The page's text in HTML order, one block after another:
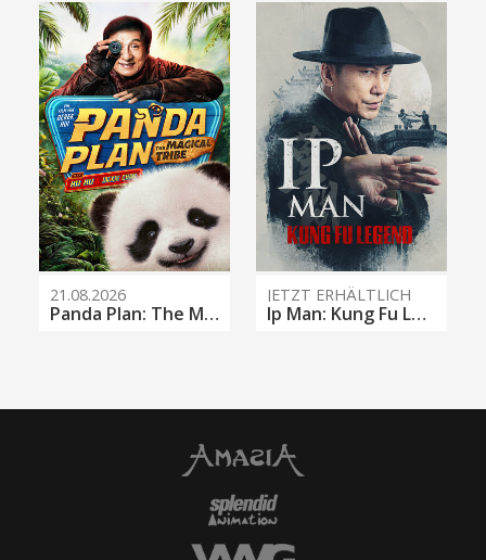
21.08.2026
Panda Plan: The Magical Tribe
JETZT ERHÄLTLICH
Ip Man: Kung Fu Legend